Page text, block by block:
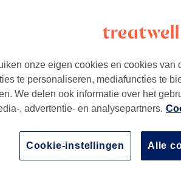
€25
vanaf €69
vanaf €69
onze eigen cookies en cookies van
te personaliseren, mediafuncties te
We delen ook informatie over het
, advertentie- en analysepartners.
Alle
Cookie-instellingen